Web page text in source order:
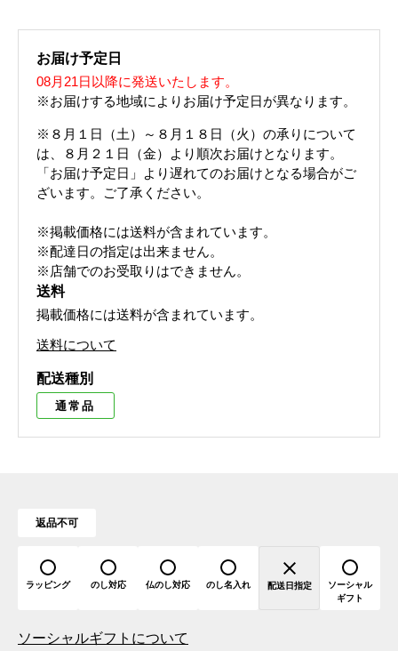
お届け予定日
08月21日以降に発送いたします。
※お届けする地域によりお届け予定日が異なります。
※８月１日（土）～８月１８日（火）の承りについて
は、８月２１日（金）より順次お届けとなります。
「お届け予定日」より遅れてのお届けとなる場合がご
ざいます。ご了承ください。
※掲載価格には送料が含まれています。
※配達日の指定は出来ません。
※店舗でのお受取りはできません。
送料
掲載価格には送料が含まれています。
送料について
配送種別
通常品
返品不可
ラッピング のし対応 仏のし対応 のし名入れ 配送日指定
ソーシャル
ギフト
ソーシャルギフトについて